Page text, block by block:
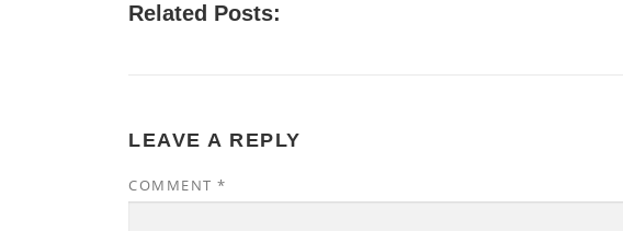
Related Posts:
LEAVE A REPLY
COMMENT *